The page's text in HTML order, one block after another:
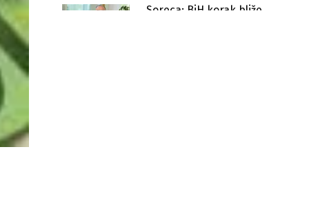
Soreca: BiH korak bliže